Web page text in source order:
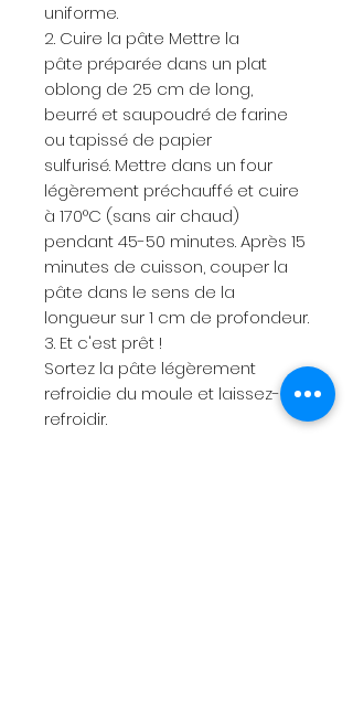
uniforme.
2. Cuire la pâte Mettre la
pâte préparée dans un plat
oblong de 25 cm de long,
beurré et saupoudré de farine
ou tapissé de papier
sulfurisé. Mettre dans un four
légèrement préchauffé et cuire
à 170°C (sans air chaud)
pendant 45-50 minutes. Après 15
minutes de cuisson, couper la
pâte dans le sens de la
longueur sur 1 cm de profondeur.
3. Et c'est prêt !
Sortez la pâte légèrement
refroidie du moule et laissez-la
refroidir.